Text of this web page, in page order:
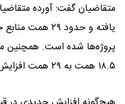
یافته و حدود
پروژه‌ها شده است. همچنین
۱۸.۵ همت به ۲۹ همت افزایش یافته است.